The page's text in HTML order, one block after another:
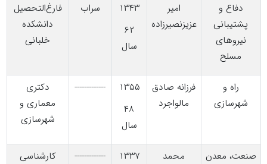
دفاع و
پشتیبانی
نیروهای
مسلح
امیر
عزیزنصیرزاده
۱۳۴۳
۶۲
سال
سراب
فارغ‌التحصیل
دانشکده
خلبانی
راه و
شهرسازی
فرزانه صادق
مالواجرد
۱۳۵۵
۴۸
سال
-------------
دکتری
معماری و
شهرسازی
صنعت، معدن
محمد
۱۳۳۷
-------------
کارشناسی